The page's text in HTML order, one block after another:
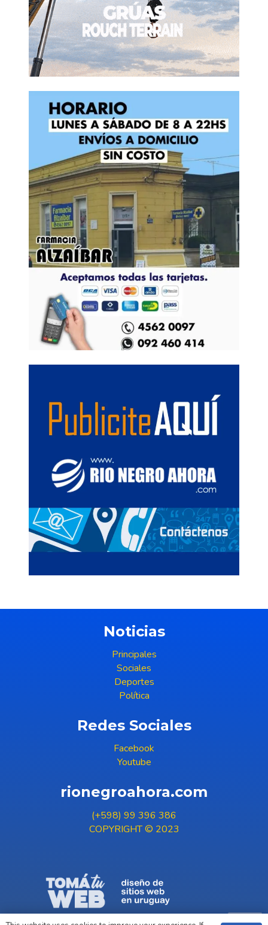
Noticias
Principales
Sociales
Deportes
Política
Redes Sociales
Facebook
Youtube
rionegroahora.com
(+598) 99 396 386
COPYRIGHT © 2023